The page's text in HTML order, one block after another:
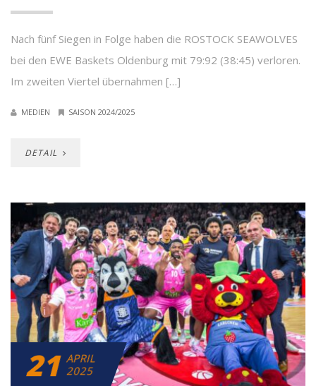
Nach fünf Siegen in Folge haben die ROSTOCK SEAWOLVES
bei den EWE Baskets Oldenburg mit 79:92 (38:45) verloren.
Im zweiten Viertel übernahmen […]
MEDIEN SAISON 2024/2025
DETAIL
21 APRIL
2025